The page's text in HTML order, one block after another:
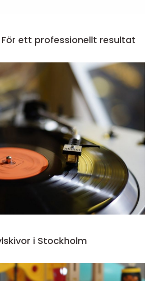
För ett professionellt resultat
i Stockholm